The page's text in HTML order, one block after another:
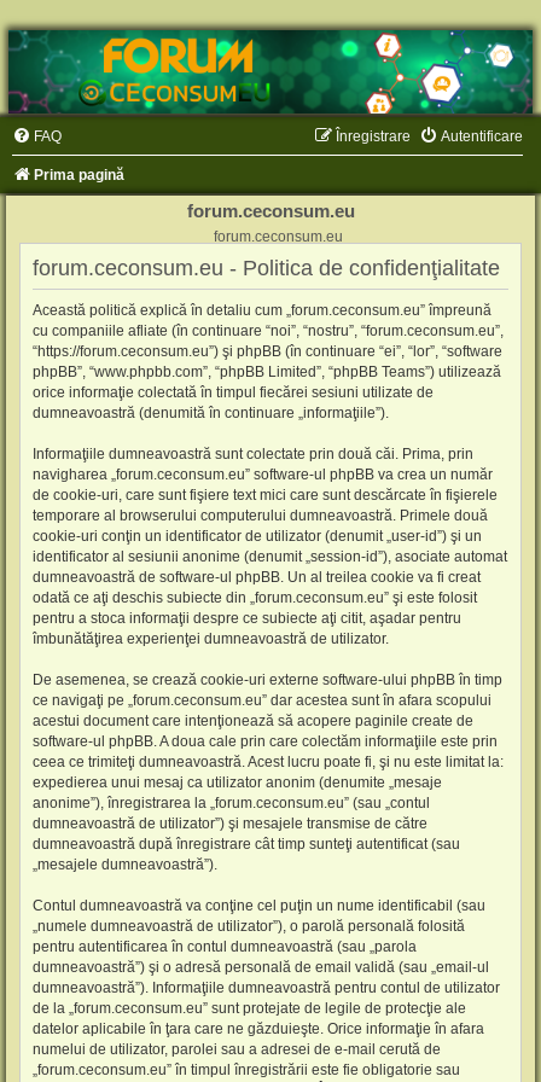
FAQ Autentificare
Înregistrare
Prima pagină
forum.ceconsum.eu
forum.ceconsum.eu
forum.ceconsum.eu - Politica de confidenţialitate
Această politică explică în detaliu cum „forum.ceconsum.eu” împreună
cu companiile afliate (în continuare “noi”, “nostru”, “forum.ceconsum.eu”,
“https://forum.ceconsum.eu”) şi phpBB (în continuare “ei”, “lor”, “software
phpBB”, “www.phpbb.com”, “phpBB Limited”, “phpBB Teams”) utilizează
orice informaţie colectată în timpul fiecărei sesiuni utilizate de
dumneavoastră (denumită în continuare „informaţiile”).
Informaţiile dumneavoastră sunt colectate prin două căi. Prima, prin
navigharea „forum.ceconsum.eu” software-ul phpBB va crea un număr
de cookie-uri, care sunt fişiere text mici care sunt descărcate în fişierele
temporare al browserului computerului dumneavoastră. Primele două
cookie-uri conţin un identificator de utilizator (denumit „user-id”) şi un
identificator al sesiunii anonime (denumit „session-id”), asociate automat
dumneavoastră de software-ul phpBB. Un al treilea cookie va fi creat
odată ce aţi deschis subiecte din „forum.ceconsum.eu” şi este folosit
pentru a stoca informaţii despre ce subiecte aţi citit, aşadar pentru
îmbunătăţirea experienţei dumneavoastră de utilizator.
De asemenea, se crează cookie-uri externe software-ului phpBB în timp
ce navigaţi pe „forum.ceconsum.eu” dar acestea sunt în afara scopului
acestui document care intenţionează să acopere paginile create de
software-ul phpBB. A doua cale prin care colectăm informaţiile este prin
ceea ce trimiteţi dumneavoastră. Acest lucru poate fi, şi nu este limitat la:
expedierea unui mesaj ca utilizator anonim (denumite „mesaje
anonime”), înregistrarea la „forum.ceconsum.eu” (sau „contul
dumneavoastră de utilizator”) şi mesajele transmise de către
dumneavoastră după înregistrare cât timp sunteţi autentificat (sau
„mesajele dumneavoastră”).
Contul dumneavoastră va conţine cel puţin un nume identificabil (sau
„numele dumneavoastră de utilizator”), o parolă personală folosită
pentru autentificarea în contul dumneavoastră (sau „parola
dumneavoastră”) şi o adresă personală de email validă (sau „email-ul
dumneavoastră”). Informaţiile dumneavoastră pentru contul de utilizator
de la „forum.ceconsum.eu” sunt protejate de legile de protecţie ale
datelor aplicabile în ţara care ne găzduieşte. Orice informaţie în afara
numelui de utilizator, parolei sau a adresei de e-mail cerută de
„forum.ceconsum.eu” în timpul înregistrării este fie obligatorie sau